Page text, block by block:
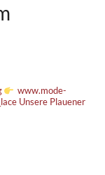
www.mode-
Unsere Plauener